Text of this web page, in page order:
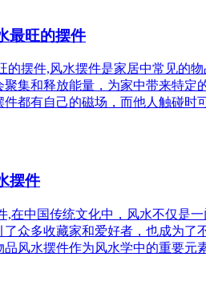
最旺的摆件
的摆件,风水摆件是家居中常见的
集和释放能量，为家中带来特定
都有自己的磁场，而他人触碰
摆件
,在中国传统文化中，风水不仅是
众多收藏家和爱好者，也成为
风水摆件作为风水学中的重要